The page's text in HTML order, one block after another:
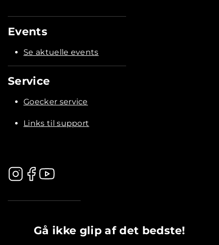
Events
Se aktuelle events
Service
Goecker service
Links til support
Gå ikke glip af det bedste!